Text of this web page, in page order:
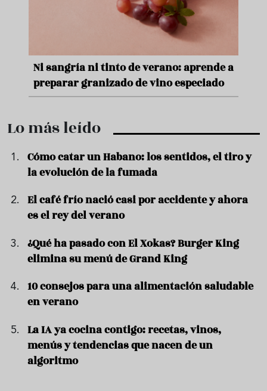
Aceitunas: el aperitivo estrella del
verano
Lo más leído
Cómo catar un Habano: los sentidos, el tiro y
la evolución de la fumada
El café frío nació casi por accidente y ahora
es el rey del verano
¿Qué ha pasado con El Xokas? Burger King
elimina su menú de Grand King
10 consejos para una alimentación saludable
en verano
La IA ya cocina contigo: recetas, vinos,
menús y tendencias que nacen de un
algoritmo